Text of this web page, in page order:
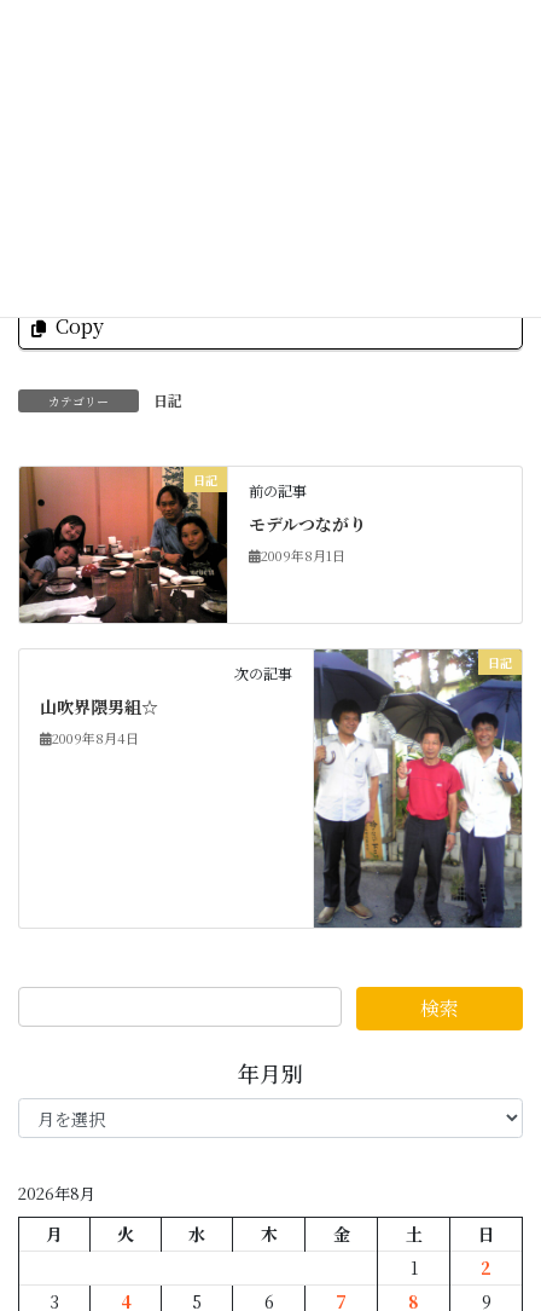
Copy
カテゴリー 日記
日記
前の記事
モデルつながり
2009年8月1日
日記
次の記事
山吹界隈男組☆
2009年8月4日
年月別
年
月
2026年8月
月 火 水 木 金 土
日
1
2
3
4 5 6 7 8
9